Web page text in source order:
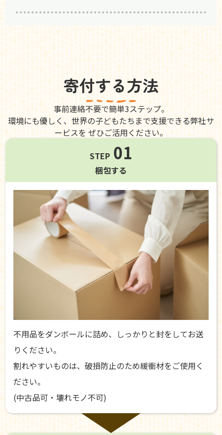
寄付する方法
事前連絡不要で簡単3ステップ。
環境にも優しく、世界の子どもたちまで支援できる弊社サ
ービスを ぜひご活用ください。
STEP 01
梱包する
不用品をダンボールに詰め、しっかりと封をしてお送
りください。
割れやすいものは、破損防止のため緩衝材をご使用く
ださい。
(中古品可・壊れモノ不可)